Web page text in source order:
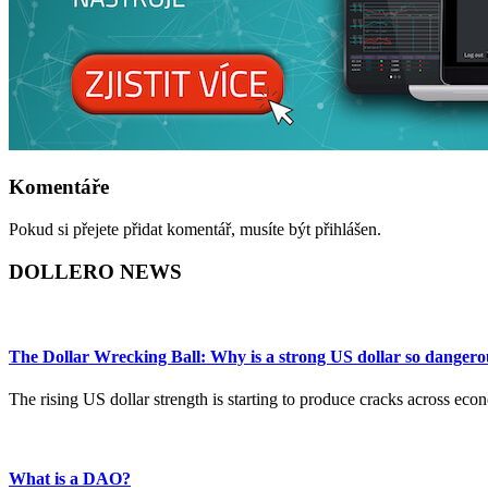
Komentáře
Pokud si přejete přidat komentář, musíte být přihlášen.
DOLLERO NEWS
The Dollar Wrecking Ball: Why is a strong US dollar so
The rising US dollar strength is starting to produce cracks across
What is a DAO?